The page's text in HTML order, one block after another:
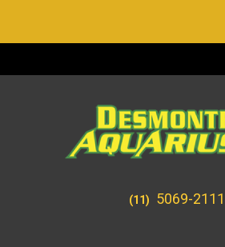
(11) 5069-2111